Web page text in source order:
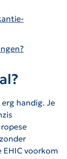
handig. Je
voorkom